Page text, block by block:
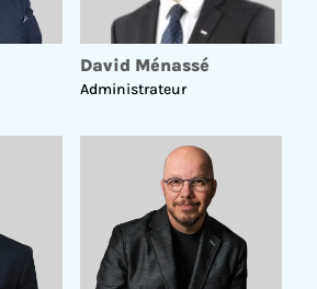
David Ménassé
Administrateur